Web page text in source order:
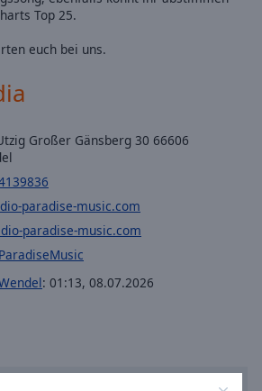
Top 25.
euch bei uns.
Großer Gänsberg 30 66606
paradise-music.com
paradise-music.com
: 01:13, 08.07.2026